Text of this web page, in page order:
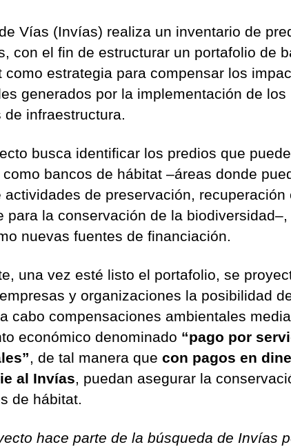
Vías (Invías) realiza un inventario de
con el fin de estructurar un portafolio de
como estrategia para compensar los
generados por la implementación de los
infraestructura.
busca identificar los predios que
bancos de hábitat –áreas donde
actividades de preservación, recuperación
para la conservación de la biodiversidad–,
nuevas fuentes de financiación.
una vez esté listo el portafolio, se
y organizaciones la posibilidad
cabo compensaciones ambientales
económico denominado “pago por
, de tal manera que con pagos en
al Invías, puedan asegurar la
de hábitat.
hace parte de la búsqueda de Invías